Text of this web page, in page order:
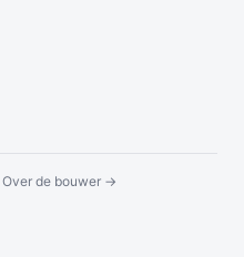
Over de bouwer →